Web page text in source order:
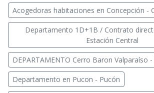
Acogedoras habitaciones en Concepción -
Departamento 1D+1B / Contrato
Estación Central
DEPARTAMENTO Cerro Baron Valparaíso
Departamento en Pucon - Pucón